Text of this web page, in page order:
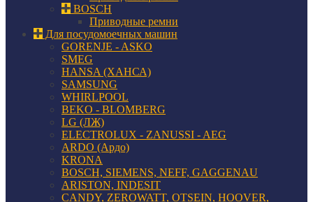
BOSCH
Приводные ремни
Для посудомоечных машин
GORENJE - ASKO
SMEG
HANSA (ХАНСА)
SAMSUNG
WHIRLPOOL
BEKO - BLOMBERG
LG (ЛЖ)
ELECTROLUX - ZANUSSI - AEG
ARDO (Ардо)
KRONA
BOSCH, SIEMENS, NEFF, GAGGENAU
ARISTON, INDESIT
CANDY, ZEROWATT, OTSEIN, HOOVER,